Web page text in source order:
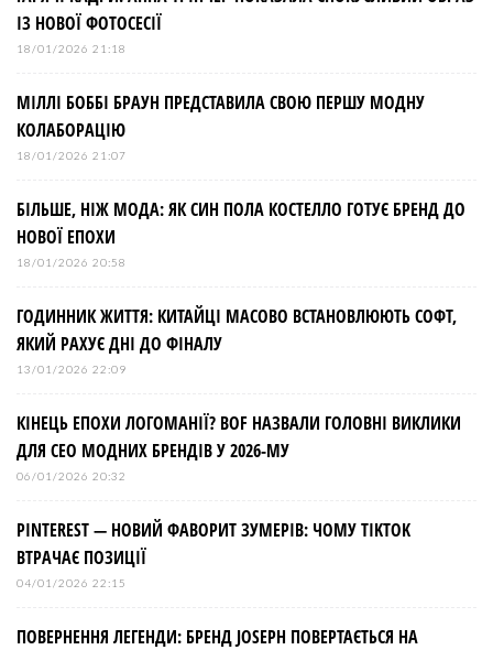
ІЗ НОВОЇ ФОТОСЕСІЇ
18/01/2026 21:18
МІЛЛІ БОББІ БРАУН ПРЕДСТАВИЛА СВОЮ ПЕРШУ МОДНУ
КОЛАБОРАЦІЮ
18/01/2026 21:07
БІЛЬШЕ, НІЖ МОДА: ЯК СИН ПОЛА КОСТЕЛЛО ГОТУЄ БРЕНД ДО
НОВОЇ ЕПОХИ
18/01/2026 20:58
ГОДИННИК ЖИТТЯ: КИТАЙЦІ МАСОВО ВСТАНОВЛЮЮТЬ СОФТ,
ЯКИЙ РАХУЄ ДНІ ДО ФІНАЛУ
13/01/2026 22:09
КІНЕЦЬ ЕПОХИ ЛОГОМАНІЇ? BOF НАЗВАЛИ ГОЛОВНІ ВИКЛИКИ
ДЛЯ СЕО МОДНИХ БРЕНДІВ У 2026-МУ
06/01/2026 20:32
PINTEREST — НОВИЙ ФАВОРИТ ЗУМЕРІВ: ЧОМУ TIKTOK
ВТРАЧАЄ ПОЗИЦІЇ
04/01/2026 22:15
ПОВЕРНЕННЯ ЛЕГЕНДИ: БРЕНД JOSEPH ПОВЕРТАЄТЬСЯ НА